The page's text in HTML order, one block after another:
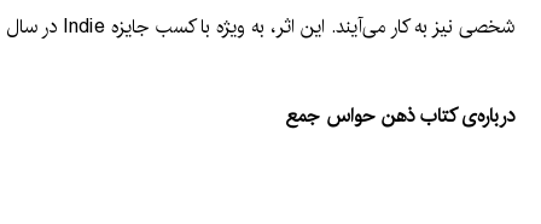
شخصی نیز به کار می‌آیند. این اثر، به ویژه با کسب جایزه Indie در سال 2020، به عنوان منبعی ارزشمند برای هر کسی که به دنبال افزایش بهره‌وری و بهبود کیفیت زندگی است، شناخته شده است.
درباره‌ی کتاب ذهن حواس جمع